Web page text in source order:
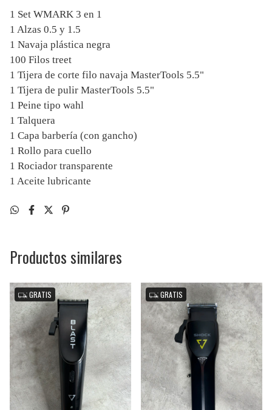
1 Set WMARK 3 en 1
1 Alzas 0.5 y 1.5
1 Navaja plástica negra
100 Filos treet
1 Tijera de corte filo navaja MasterTools 5.5"
1 Tijera de pulir MasterTools 5.5"
1 Peine tipo wahl
1 Talquera
1 Capa barbería (con gancho)
1 Rollo para cuello
1 Rociador transparente
1 Aceite lubricante
Productos similares
GRATIS GRATIS